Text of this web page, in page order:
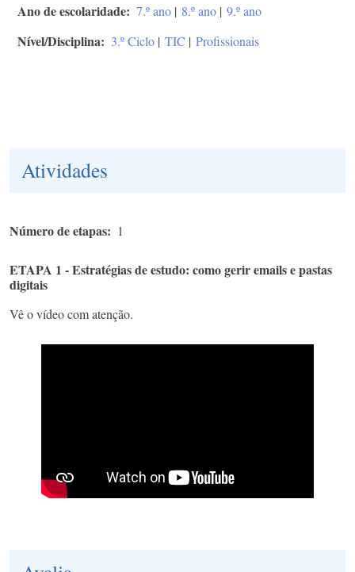
Ano de escolaridade 7.º ano | 8.º ano | 9.º ano
Nível/Disciplina 3.º Ciclo | TIC | Profissionais
Atividades
Número de etapas 1
ETAPA 1 - Estratégias de estudo: como gerir emails e pastas
digitais
Vê o vídeo com atenção.